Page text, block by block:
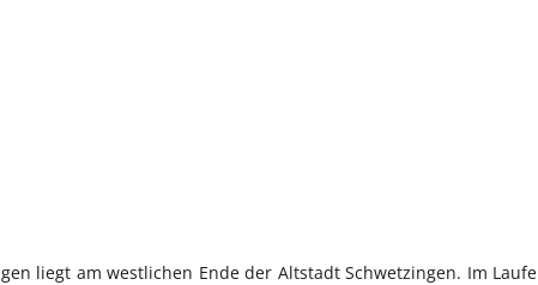
liegt am westlichen Ende der Altstadt Schwetzingen. Im Laufe